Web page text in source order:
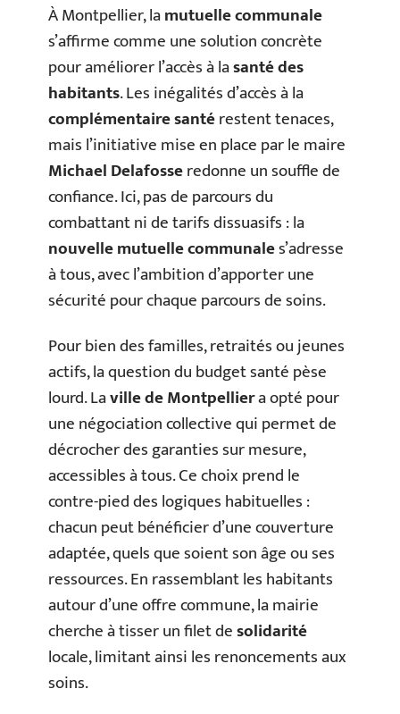
À Montpellier, lamutuelle communale
s’affirme comme une solution concrète
pour améliorer l’accès à lasanté des
habitants. Les inégalités d’accès à la
complémentaire santérestent tenaces,
mais l’initiative mise en place par le maire
Michael Delafosseredonne un souffle de
confiance. Ici, pas de parcours du
combattant ni de tarifs dissuasifs : la
nouvelle mutuelle communales’adresse
à tous, avec l’ambition d’apporter une
sécurité pour chaque parcours de soins.
Pour bien des familles, retraités ou jeunes
actifs, la question du budget santé pèse
lourd. Laville de Montpelliera opté pour
une négociation collective qui permet de
décrocher des garanties sur mesure,
accessibles à tous. Ce choix prend le
contre-pied des logiques habituelles :
chacun peut bénéficier d’une couverture
adaptée, quels que soient son âge ou ses
ressources. En rassemblant les habitants
autour d’une offre commune, la mairie
cherche à tisser un filet desolidarité
locale, limitant ainsi les renoncements aux
soins.